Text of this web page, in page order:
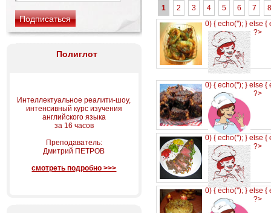
Полиглот
Интеллектуальное реалити-шоу,
интенсивный курс изучения
английского языка
за 16 часов
Преподаватель:
Дмитрий ПЕТРОВ
смотреть подробно >>>
1 2 3 4 5 6 7
8
0) { echo(''); } else {
?>
0) { echo(''); } else {
?>
0) { echo(''); } else {
?>
0) { echo(''); } else {
?>